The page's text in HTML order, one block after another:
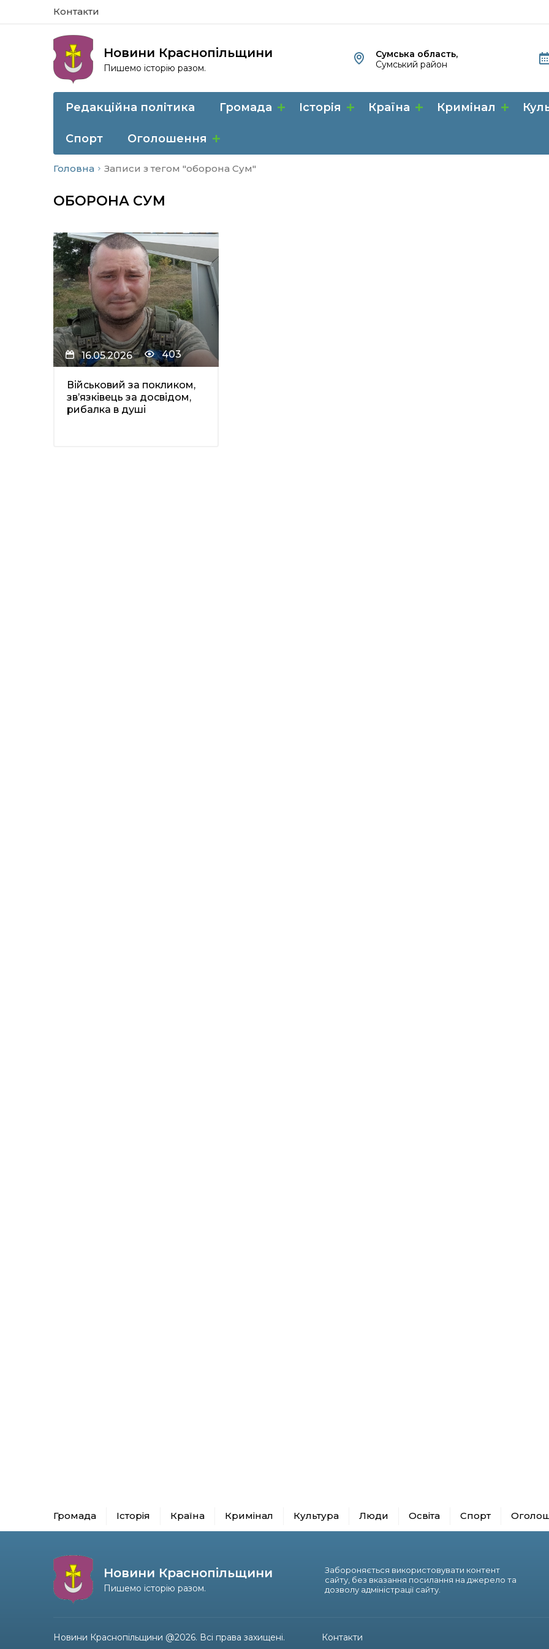
Контакти
Новини Краснопільщини
Пишемо історію разом.
Сумська область,
Сумський район
Редакційна політика Громада Історія Країна Кримінал
Спорт Оголошення
Головна Записи з тегом "оборона Сум"
ОБОРОНА СУМ
16.05.2026 403
Військовий за покликом,
зв’язківець за досвідом,
рибалка в душі
Громада Історія Країна Кримінал Культура Люди Освіта Спорт
Новини Краснопільщини
Пишемо історію разом.
Забороняється використовувати контент
сайту, без вказання посилання на джерело та
дозволу адміністрації сайту.
Новини Краснопільщини @2026. Всі права захищені. Контакти